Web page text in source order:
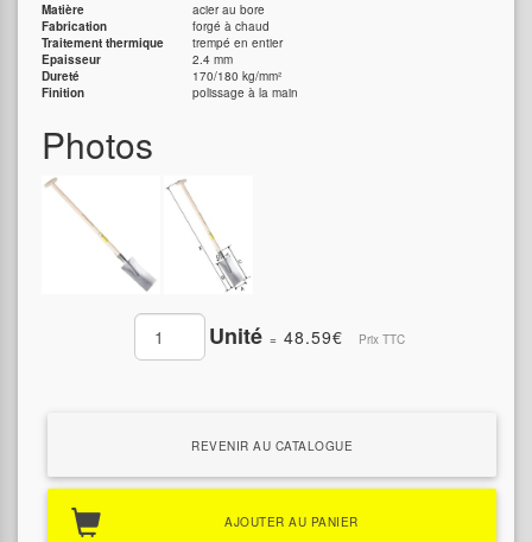
Matière
acier au bore
Fabrication
forgé à chaud
Traitement thermique
trempé en entier
Epaisseur
2.4 mm
Dureté
170/180 kg/mm²
Finition
polissage à la main
Photos
Unité= 48.59€ Prix TTC
REVENIR AU CATALOGUE
AJOUTER AU PANIER